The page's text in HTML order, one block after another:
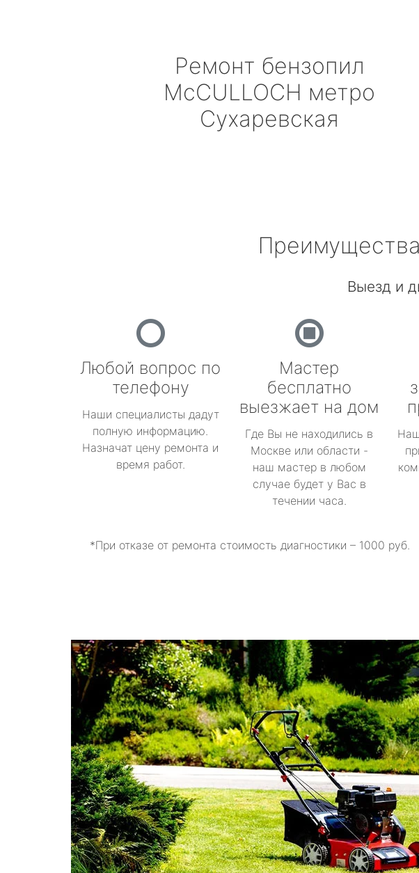
Ремонт бензопил
McCULLOCH метро
Сухаревская
Выезд и
Любой вопрос по
телефону
Наши специалисты дадут
полную информацию.
Назначат цену ремонта и
время работ.
Мастер
бесплатно
выезжает на дом
Где Вы не находились в
Москве или области -
наш мастер в любом
случае будет у Вас в
течении часа.
*При отказе от ремонта стоимость диагностики – 1000 руб.